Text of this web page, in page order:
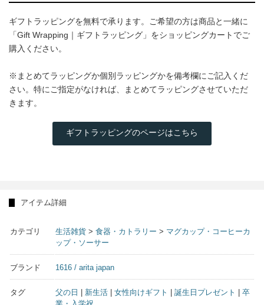
ギフトラッピングを無料で承ります。ご希望の方は商品と一緒に
「Gift Wrapping｜ギフトラッピング」をショッピングカートでご
購入ください。
※まとめてラッピングか個別ラッピングかを備考欄にご記入くだ
さい。特にご指定がなければ、まとめてラッピングさせていただ
きます。
ギフトラッピングのページはこちら
アイテム詳細
カテゴリ 生活雑貨 > 食器・カトラリー > マグカップ・コーヒーカ
ップ・ソーサー
ブランド 1616 / arita japan
タグ 父の日 | 新生活 | 女性向けギフト | 誕生日プレゼント | 卒